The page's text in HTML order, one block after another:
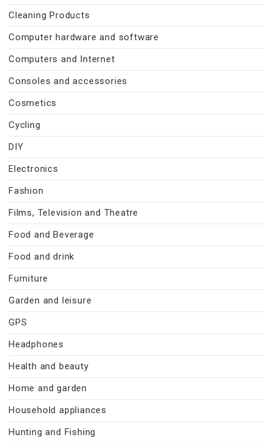
Cleaning Products
Computer hardware and software
Computers and Internet
Consoles and accessories
Cosmetics
Cycling
DIY
Electronics
Fashion
Films, Television and Theatre
Food and Beverage
Food and drink
Furniture
Garden and leisure
GPS
Headphones
Health and beauty
Home and garden
Household appliances
Hunting and Fishing